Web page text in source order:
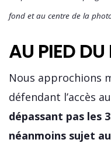
fond et au centre de la
AU PIED
Nous approchions
défendant l’accès
dépassant pas les
néanmoins sujet